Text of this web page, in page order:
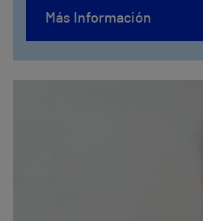
Más Información